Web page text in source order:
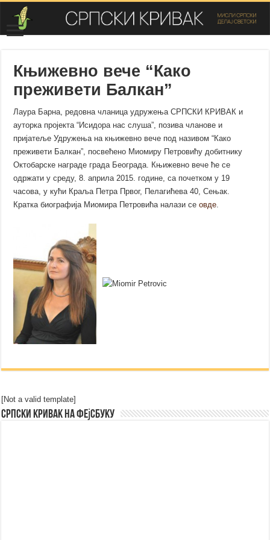
Књижевно вече “Како
преживети Балкан”
Лаура Барна, редовна чланица удружења СРПСКИ КРИВАК и
ауторка пројекта “Исидора нас слуша”, позива чланове и
пријатеље Удружења на књижевно вече под називом “Како
преживети Балкан”, посвећено Миомиру Петровићу добитнику
Октобарске награде града Београда. Књижевно вече ће се
одржати у среду, 8. априла 2015. године, са почетком у 19
часова, у кући Краља Петра Првог, Пелагићева 40, Сењак.
Кратка биографија Миомира Петровића налази сеовде
[Not a valid template]
Српски Кривак на Фејсбуку